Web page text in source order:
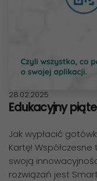
Data publikacji:
28.02.2025
Edukacyjny
Jak wypłacić
Kartę!
swoją
rozwiązań jest